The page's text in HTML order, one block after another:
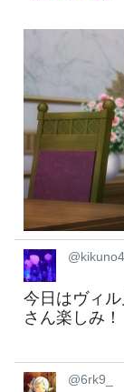
今日はヴィ
さん楽しみ！
@6rk9_